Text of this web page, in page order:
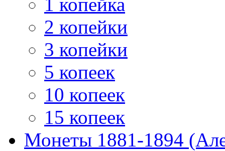
2 копейки
3 копейки
5 копеек
10 копеек
15 копеек
Монеты 1881-1894